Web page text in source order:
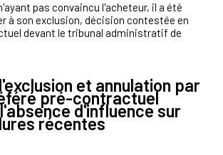
pas convaincu l'acheteur, il a été
à son exclusion, décision contestée en
devant le tribunal administratif de
et annulation par
pré-contractuel
d'influence sur
récentes